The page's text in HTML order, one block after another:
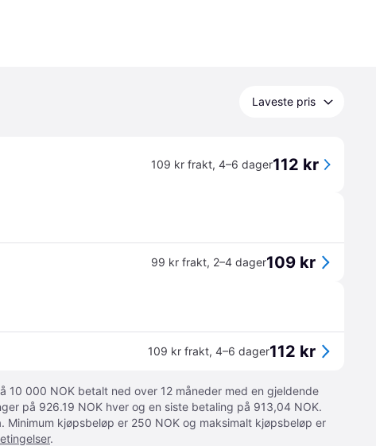
Laveste pris
109 kr frakt, 4–6 dager112 kr
99 kr frakt, 2–4 dager109 kr
109 kr frakt, 4–6 dager112 kr
10 000 NOK betalt ned over 12 måneder med en gjeldende
på 926.19 NOK hver og en siste betaling på 913,04 NOK.
kjøpsbeløp er 250 NOK og maksimalt kjøpsbeløp er
.